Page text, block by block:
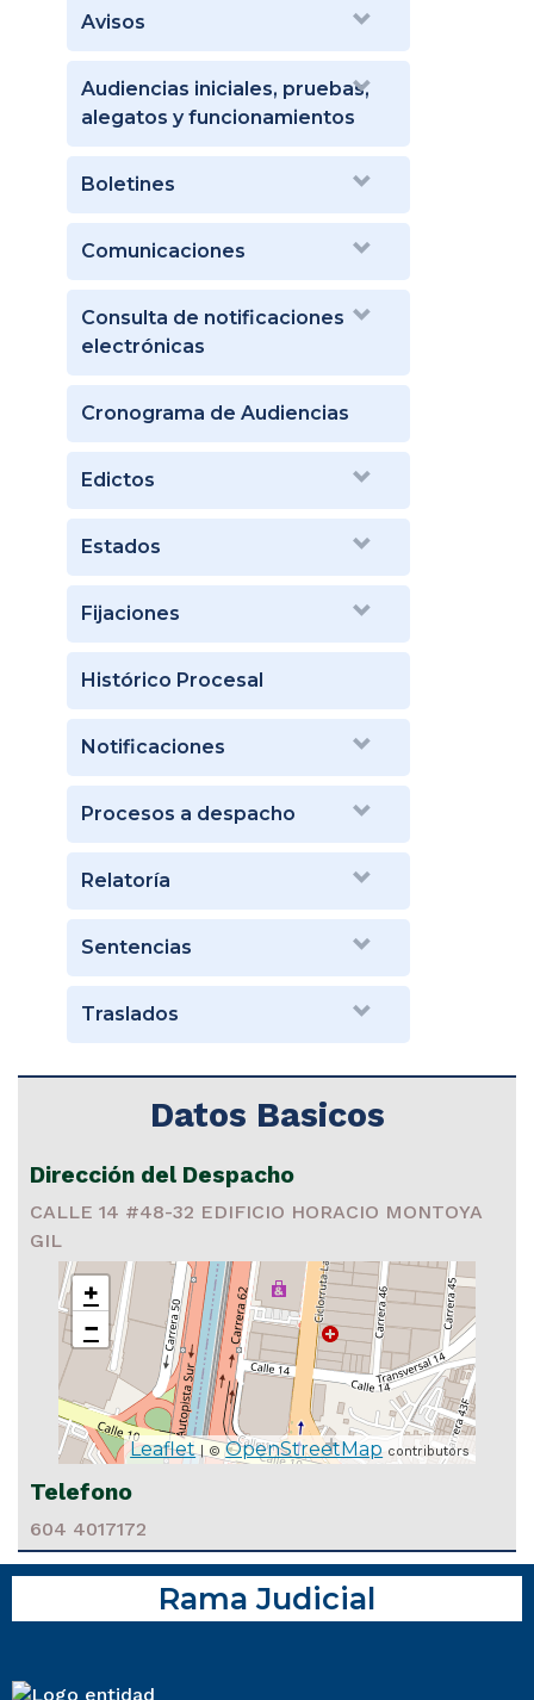
Avisos
Audiencias iniciales, pruebas,
alegatos y funcionamientos
Boletines
Comunicaciones
Consulta de notificaciones
electrónicas
Cronograma de Audiencias
Edictos
Estados
Fijaciones
Histórico Procesal
Notificaciones
Procesos a despacho
Relatoría
Sentencias
Traslados
Datos Basicos
Dirección del Despacho
CALLE 14 #48-32 EDIFICIO HORACIO MONTOYA
GIL
+
−
Leaflet| ©OpenStreetMap contributors
Telefono
604 4017172
Rama Judicial